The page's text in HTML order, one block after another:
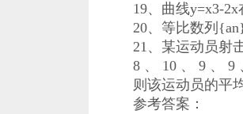
19、曲线y=x3-2x
20、等比数列{an}
21、某运动员射击
8 、 10 、 9 、 9
则该运动员的平均
参考答案：